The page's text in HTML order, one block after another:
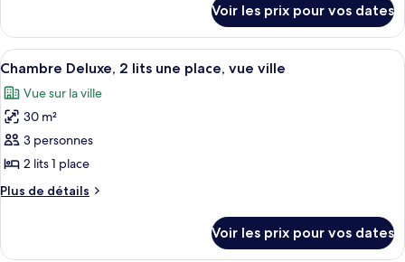
ville
de
chambre :
Suite
Deluxe,
1
très
grand
lit
(Garden)
le
type
de
Suite
Deluxe,
très
grand
(Garden)
Voir les prix pour vos dates
Afficher
toutes
les
photos
pour
ce
type
de
Chambre
Une chambre d’hôtel avec deux lits,
5
Chambre Deluxe, 2 lits une place, vue ville
Vue sur la ville
30 m²
3 personnes
2 lits 1 place
Plus de détails
Plus
le
Voir les prix pour vos dates